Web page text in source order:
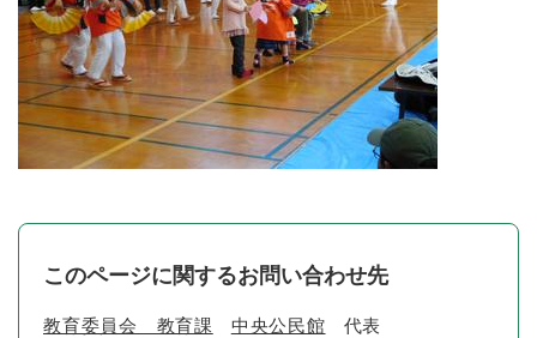
このページに関するお問い合わせ先
教育委員会 教育課 中央公民館 代表